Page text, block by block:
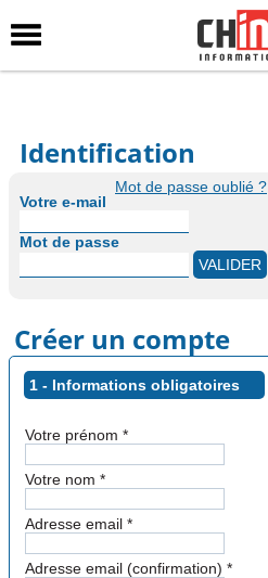
Identification
Mot de passe oublié ?
Votre e-mail
Mot de passe
Créer un compte
1 - Informations obligatoires
Votre prénom *
Votre nom *
Adresse email *
Adresse email (confirmation) *